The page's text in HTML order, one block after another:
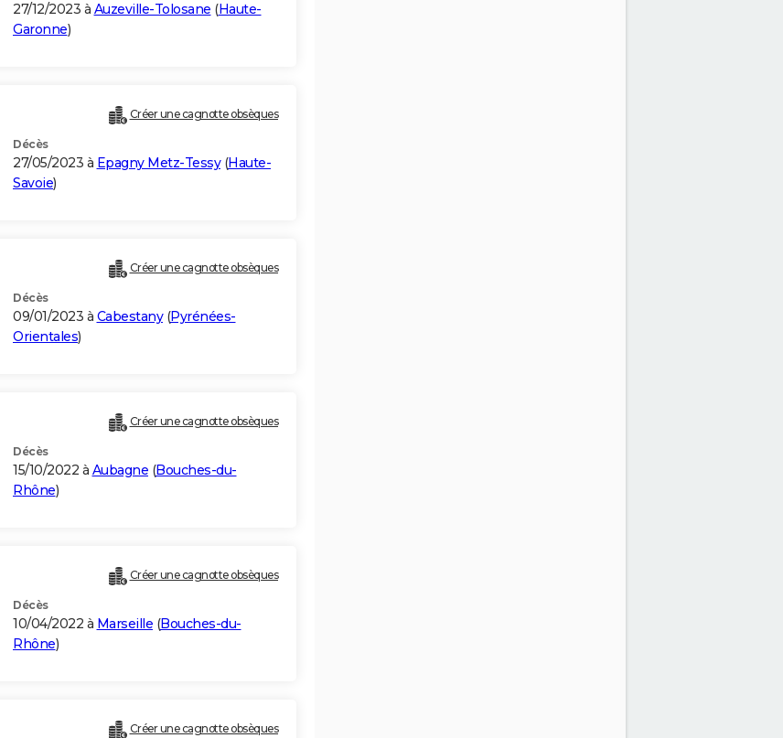
27/12/2023 à Auzeville-Tolosane (Haute-
Garonne)
Créer une cagnotte obsèques
Décès
27/05/2023 à Epagny Metz-Tessy(Haute-
Savoie)
Créer une cagnotte obsèques
Décès
09/01/2023 à Cabestany(Pyrénées-
Orientales)
Créer une cagnotte obsèques
Décès
15/10/2022 à Aubagne (Bouches-du-
Rhône)
Créer une cagnotte obsèques
Décès
10/04/2022 à Marseille (Bouches-du-
Rhône)
Créer une cagnotte obsèques